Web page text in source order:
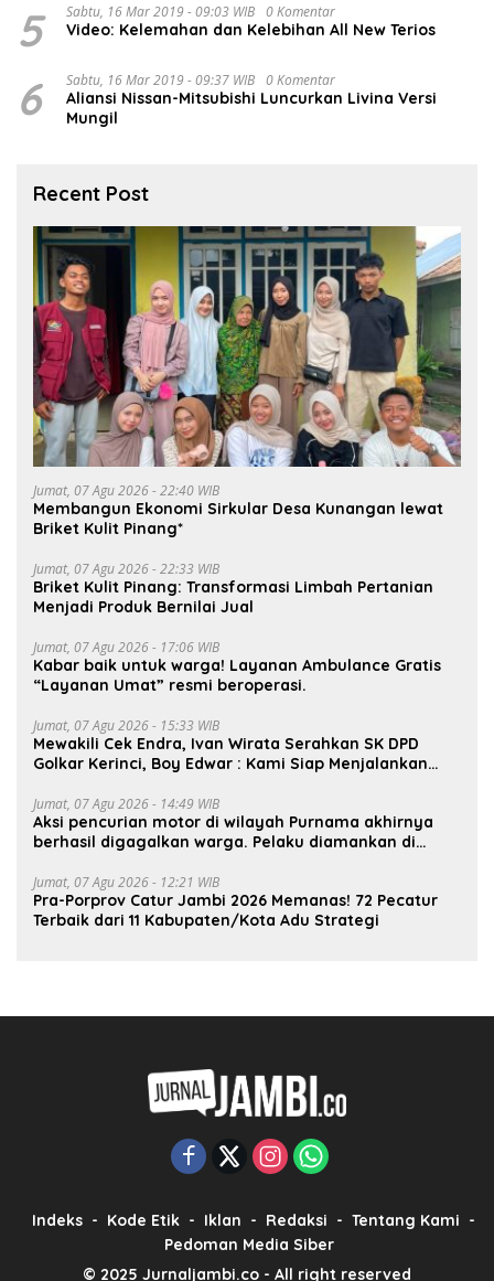
5 Sabtu, 16 Mar 2019 - 09:03 WIB 0 Komentar
Video: Kelemahan dan Kelebihan All New Terios
6 Sabtu, 16 Mar 2019 - 09:37 WIB 0 Komentar
Aliansi Nissan-Mitsubishi Luncurkan Livina Versi
Mungil
Recent Post
Jumat, 07 Agu 2026 - 22:40 WIB
Membangun Ekonomi Sirkular Desa Kunangan lewat
Briket Kulit Pinang*
Jumat, 07 Agu 2026 - 22:33 WIB
Briket Kulit Pinang: Transformasi Limbah Pertanian
Menjadi Produk Bernilai Jual
Jumat, 07 Agu 2026 - 17:06 WIB
Kabar baik untuk warga! Layanan Ambulance Gratis
“Layanan Umat” resmi beroperasi.
Jumat, 07 Agu 2026 - 15:33 WIB
Mewakili Cek Endra, Ivan Wirata Serahkan SK DPD
Golkar Kerinci, Boy Edwar : Kami Siap Menjalankan
Jumat, 07 Agu 2026 - 14:49 WIB
Aksi pencurian motor di wilayah Purnama akhirnya
berhasil digagalkan warga. Pelaku diamankan di
Jumat, 07 Agu 2026 - 12:21 WIB
Pra-Porprov Catur Jambi 2026 Memanas! 72 Pecatur
Terbaik dari 11 Kabupaten/Kota Adu Strategi
Indeks Kode Etik Iklan Redaksi
Tentang Kami
Pedoman Media Siber
© 2025 Jurnaljambi.co - All right reserved